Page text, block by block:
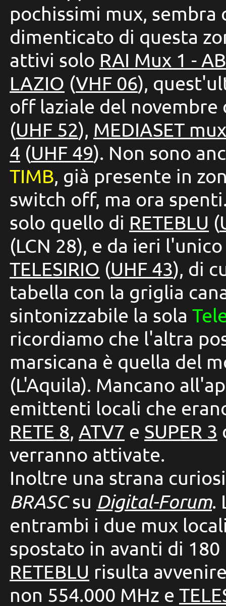
pochissimi mux,
dimenticato di questa
attivi solo RAI Mux 1 -
LAZIO (VHF 06),
off laziale del novembre
(UHF 52), MEDIASET
4 (UHF 49). Non sono
TIMB, già presente in
switch off, ma ora
solo quello di RETEBLU (
(LCN 28), e da ieri
TELESIRIO (UHF 43), di
tabella con la griglia
sintonizzabile la sola
ricordiamo che l'altra
marsicana è quella del
(L'Aquila). Mancano
emittenti locali che
RETE 8, ATV7 e SUPER 3
verranno attivate.
Inoltre una strana
BRASCsu Digital-Forum.
entrambi i due mux
spostato in avanti di
RETEBLU risulta
non 554.000 MHz e